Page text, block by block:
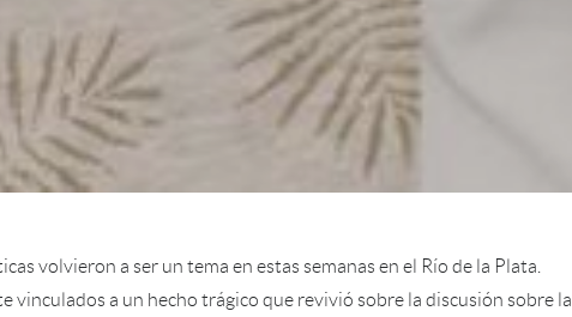
volvieron a ser un tema en estas semanas en el Río de la Plata.
vinculados a un hecho trágico que revivió sobre la discusión sobre la